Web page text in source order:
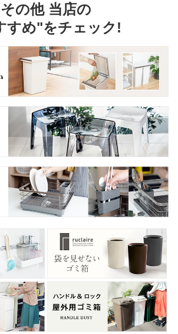
その他 当店の
すめ"をチェック!